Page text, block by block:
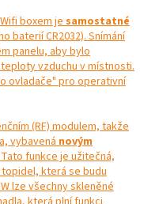
boxem jesamostatné
baterií CR2032). Snímání
panelu, aby bylo
vzduchu v místnosti.
ovladače" pro operativní
(RF) modulem, takže
vybavenánovým
funkce je užitečná,
která se budu
lze všechny skleněné